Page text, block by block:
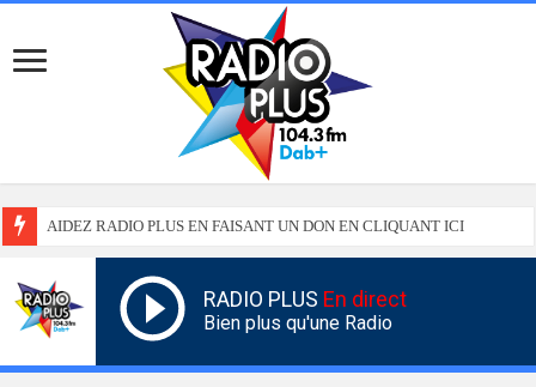
AIDEZ RADIO PLUS EN FAISANT UN DON EN CLIQUANT ICI
RADIO PLUS En direct
Bien plus qu'une Radio